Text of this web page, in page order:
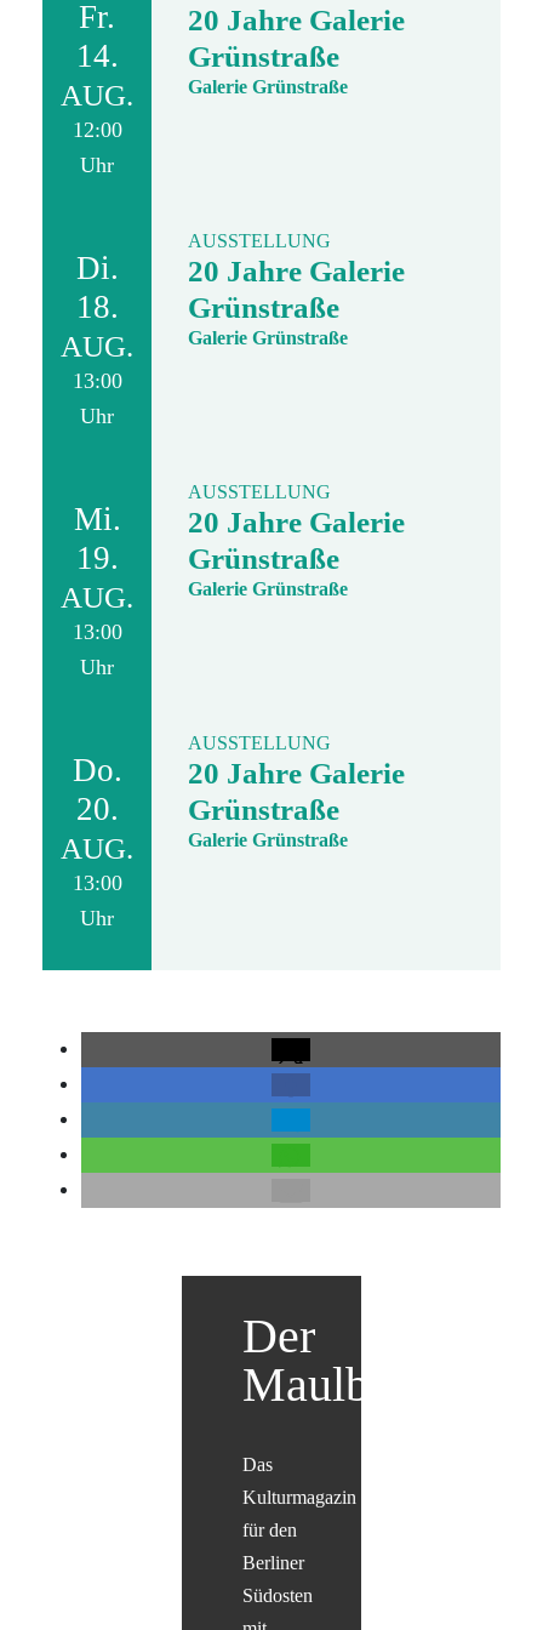
Fr.
14.
AUG.
12:00
Uhr
20 Jahre Galerie
Grünstraße
Galerie Grünstraße
Di.
18.
AUG.
13:00
Uhr
AUSSTELLUNG
20 Jahre Galerie
Grünstraße
Galerie Grünstraße
Mi.
19.
AUG.
13:00
Uhr
AUSSTELLUNG
20 Jahre Galerie
Grünstraße
Galerie Grünstraße
Do.
20.
AUG.
13:00
Uhr
AUSSTELLUNG
20 Jahre Galerie
Grünstraße
Galerie Grünstraße
Der
Maulbär
Das
Kulturmagazin
für den
Berliner
Südosten